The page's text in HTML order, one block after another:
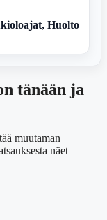
Huolto
tänään ja
muutaman
näet